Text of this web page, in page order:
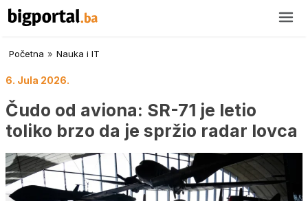
Početna » Nauka i IT
6. Jula 2026.
Čudo od aviona: SR-71 je letio
toliko brzo da je spržio radar lovca